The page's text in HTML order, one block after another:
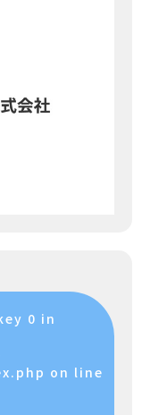
0 in
on line